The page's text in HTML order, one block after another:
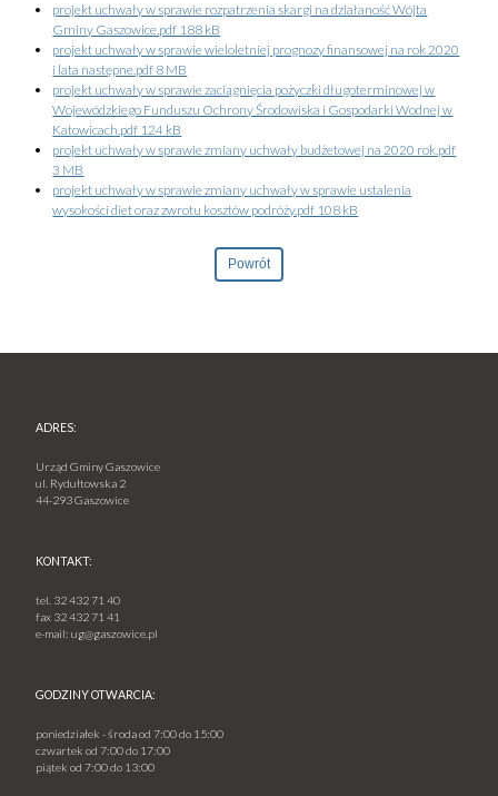
projekt uchwały w sprawie rozpatrzenia skargi na działaność Wójta
Gminy Gaszowice.pdf 188 kB
projekt uchwały w sprawie wieloletniej prognozy finansowej na rok 2020
i lata następne.pdf 8 MB
projekt uchwały w sprawie zaciągnięcia pożyczki długoterminowej w
Wojewódzkiego Funduszu Ochrony Środowiska i Gospodarki Wodnej w
Katowicach.pdf 124 kB
projekt uchwały w sprawie zmiany uchwały budżetowej na 2020 rok.pdf
3 MB
projekt uchwały w sprawie zmiany uchwały w sprawie ustalenia
wysokości diet oraz zwrotu kosztów podróży.pdf 108 kB
Powrót
ADRES:
Urząd Gminy Gaszowice
ul. Rydułtowska 2
44-293 Gaszowice
KONTAKT:
tel. 32 432 71 40
fax 32 432 71 41
e-mail:ug@gaszowice.pl
GODZINY OTWARCIA:
poniedziałek - środa od 7:00 do 15:00
czwartek od 7:00 do 17:00
piątek od 7:00 do 13:00